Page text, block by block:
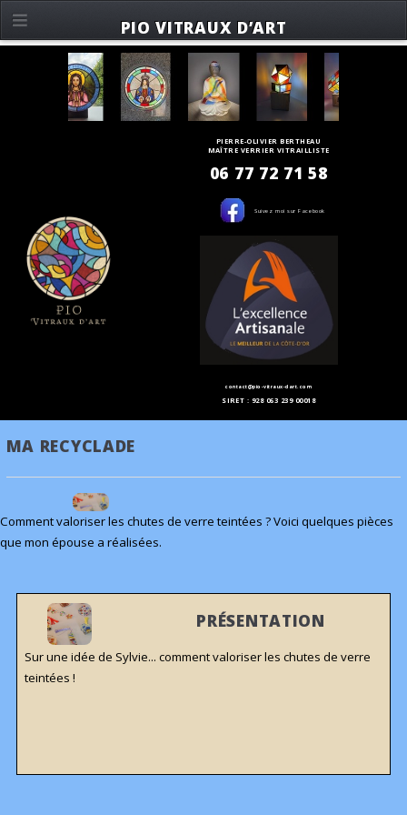
PIERRE-OLIVIER BERTHEAU
MAÎTRE VERRIER VITRAILLISTE
06 77 72 71 58
Suivez moi sur Facebook
contact@pio-vitraux-dart.com
SIRET : 928 063 239 00018
MA RECYCLADE
Comment valoriser les chutes de verre teintées ? Voici quelques pièces
que mon épouse a réalisées.
PRÉSENTATION
Sur une idée de Sylvie... comment valoriser les chutes de verre
teintées !
PIO VITRAUX D’ART